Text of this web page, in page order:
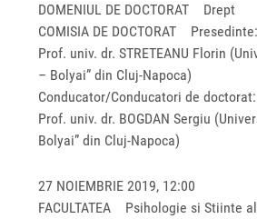
DOMENIUL DE DOCTORAT Drept
COMISIA DE DOCTORAT Presedinte:
Prof. univ. dr. STRETEANU Florin
– Bolyai” din Cluj-Napoca)
Conducator/Conducatori de doctorat:
Prof. univ. dr. BOGDAN Sergiu
Bolyai” din Cluj-Napoca)
27 NOIEMBRIE 2019, 12:00
FACULTATEA Psihologie si Stiinte